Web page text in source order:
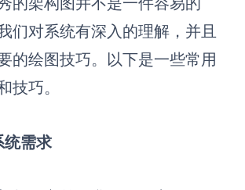
们对系统有深入的理解，并且
的绘图技巧。以下是一些常用
技巧。
统需求